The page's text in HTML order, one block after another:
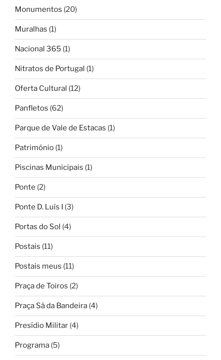
Monumentos (20)
Muralhas (1)
Nacional 365 (1)
Nitratos de Portugal (1)
Oferta Cultural (12)
Panfletos (62)
Parque de Vale de Estacas (1)
Património (1)
Piscinas Municipais (1)
Ponte (2)
Ponte D. Luís I (3)
Portas do Sol (4)
Postais (11)
Postais meus (11)
Praça de Toiros (2)
Praça Sá da Bandeira (4)
Presídio Militar (4)
Programa (5)